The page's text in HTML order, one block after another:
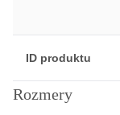
ID produktu
Rozmery